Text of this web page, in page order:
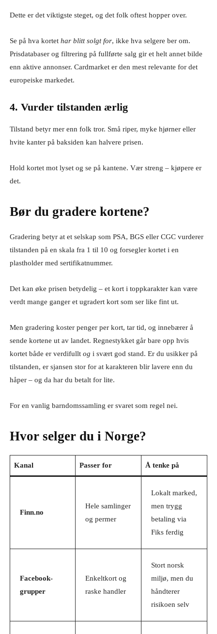
Dette er det viktigste steget, og det folk oftest hopper over.
Se på hva kortet har blitt solgt for, ikke hva selgere ber om.
Prisdatabaser og filtrering på fullførte salg gir et helt annet bilde
enn aktive annonser. Cardmarket er den mest relevante for det
europeiske markedet.
4. Vurder tilstanden ærlig
Tilstand betyr mer enn folk tror. Små riper, myke hjørner eller
hvite kanter på baksiden kan halvere prisen.
Hold kortet mot lyset og se på kantene. Vær streng – kjøpere er
det.
Bør du gradere kortene?
Gradering betyr at et selskap som PSA, BGS eller CGC vurderer
tilstanden på en skala fra 1 til 10 og forsegler kortet i en
plastholder med sertifikatnummer.
Det kan øke prisen betydelig – et kort i toppkarakter kan være
verdt mange ganger et ugradert kort som ser like fint ut.
Men gradering koster penger per kort, tar tid, og innebærer å
sende kortene ut av landet. Regnestykket går bare opp hvis
kortet både er verdifullt og i svært god stand. Er du usikker på
tilstanden, er sjansen stor for at karakteren blir lavere enn du
håper – og da har du betalt for lite.
For en vanlig barndomssamling er svaret som regel nei.
Hvor selger du i Norge?
Kanal Passer for Å tenke på
Finn.no
Hele samlinger
og permer
Lokalt marked,
men trygg
betaling via
Fiks ferdig
Facebook-
grupper
Enkeltkort og
raske handler
Stort norsk
miljø, men du
håndterer
risikoen selv